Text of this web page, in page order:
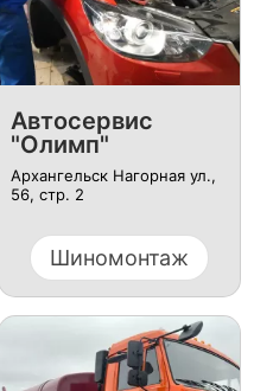
Автосервис
"Олимп"
Архангельск Нагорная ул.,
56, стр. 2
Шиномонтаж